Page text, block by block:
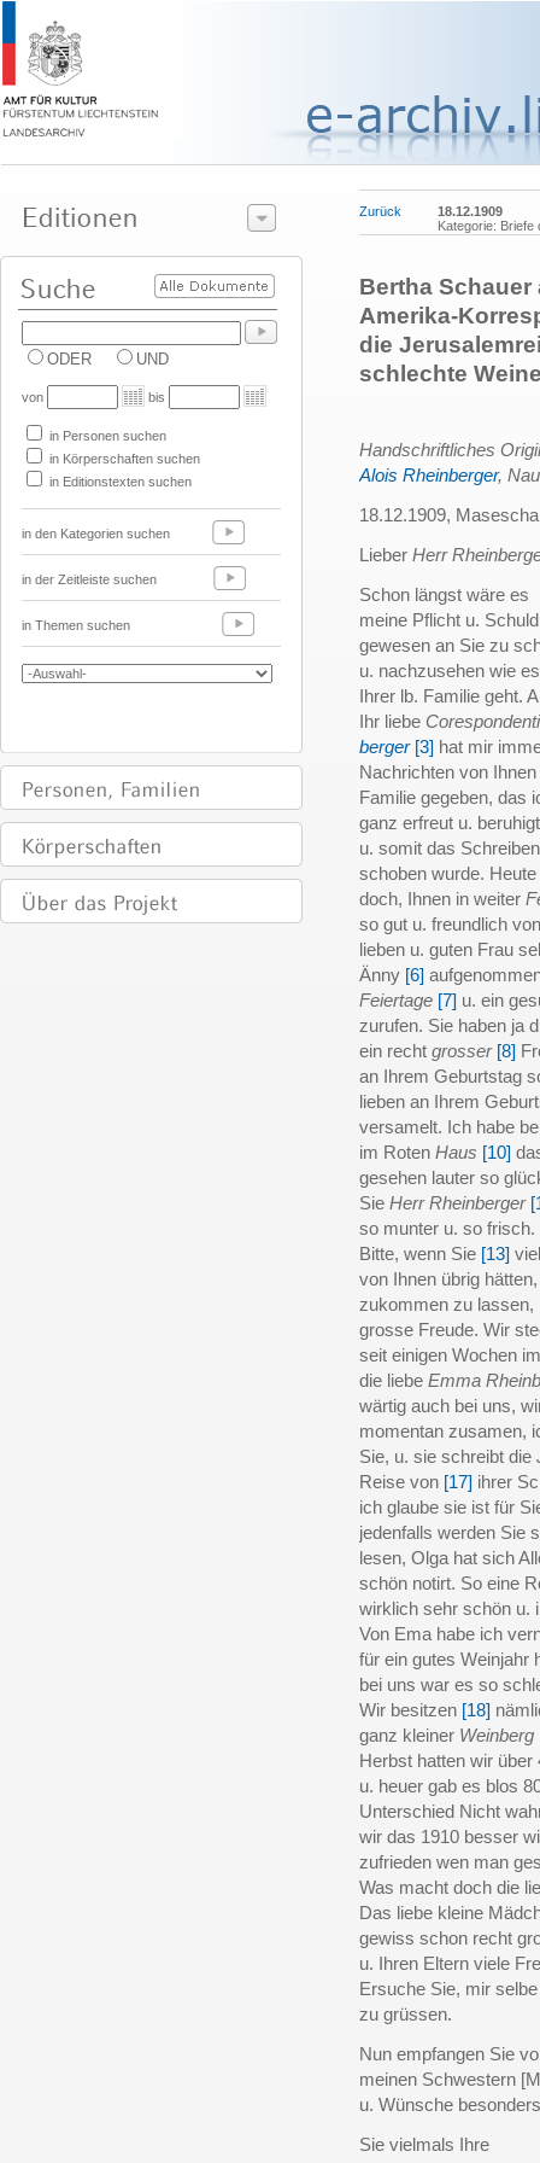
ODER UND
von bis
in Personen suchen
in Körperschaften suchen
in Editionstexten suchen
in den Kategorien suchen
in der Zeitleiste suchen
in Themen suchen
Zurück
18.12.1909
Kategorie: Briefe
Bertha
Amerika-
die
schlechte
Handschriftliches
Alois Rheinberger,
18.12.1909, Masescha
Lieber Herr
Schon längst wäre es
meine Pflicht u.
gewesen an Sie zu
u. nachzusehen wie
Ihrer lb. Familie geht.
Ihr liebe
berger [3] hat mir
Nachrichten von
Familie gegeben, das
ganz erfreut u.
u. somit das
schoben wurde.
doch, Ihnen in weiter
so gut u. freundlich
lieben u. guten Frau
Änny [6]
Feiertage [7] u. ein
zurufen. Sie haben ja
ein recht grosser [8]
an Ihrem Geburtstag
lieben an Ihrem
versamelt. Ich habe
im Roten Haus [10]
gesehen lauter so
Sie Herr Rheinberger
so munter u. so frisch.
Bitte, wenn Sie [13]
von Ihnen übrig
zukommen zu lassen,
grosse Freude. Wir
seit einigen Wochen
die liebe Emma
wärtig auch bei uns,
momentan zusamen,
Sie, u. sie schreibt die
Reise von [17] ihrer
ich glaube sie ist für
jedenfalls werden Sie
lesen, Olga hat sich
schön notirt. So eine
wirklich sehr schön u.
Von Ema habe ich
für ein gutes Weinjahr
bei uns war es so
Wir besitzen [18]
ganz kleiner Weinberg
Herbst hatten wir über
u. heuer gab es blos
Unterschied Nicht
wir das 1910 besser
zufrieden wen man
Was macht doch die
Das liebe kleine
gewiss schon recht
u. Ihren Eltern viele
Ersuche Sie, mir
zu grüssen.
Nun empfangen Sie
meinen Schwestern
u. Wünsche
Sie vielmals Ihre